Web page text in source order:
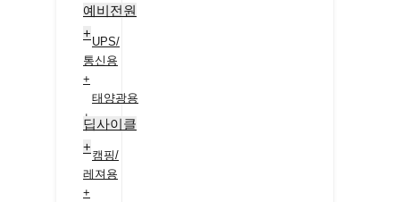
예비전원
+
UPS/
통신용
+
태양광용
+
딥사이클
+
캠핑/
레져용
+